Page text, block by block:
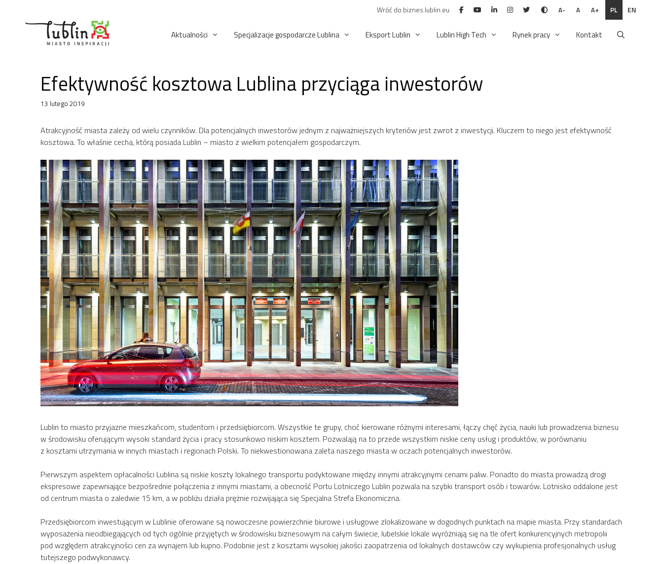
Wróć do biznes.lublin.eu A- A A+ PL EN
Aktualności Specjalizacje gospodarcze Lublina Eksport Lublin Lublin High Tech Rynek pracy Kontakt
Efektywność kosztowa Lublina przyciąga inwestorów
13 lutego 2019
Atrakcyjność miasta zależy od wielu czynników. Dla potencjalnych inwestorów jednym z najważniejszych kryteriów jest zwrot z inwestycji. Kluczem to niego jest efektywność
kosztowa. To właśnie cecha, którą posiada Lublin – miasto z wielkim potencjałem gospodarczym.
Lublin to miasto przyjazne mieszkańcom, studentom i przedsiębiorcom. Wszystkie te grupy, choć kierowane różnymi interesami, łączy chęć życia, nauki lub prowadzenia biznesu
w środowisku oferującym wysoki standard życia i pracy stosunkowo niskim kosztem. Pozwalają na to przede wszystkim niskie ceny usług i produktów, w porównaniu
z kosztami utrzymania w innych miastach i regionach Polski. To niekwestionowana zaleta naszego miasta w oczach potencjalnych inwestorów.
Pierwszym aspektem opłacalności Lublina są niskie koszty lokalnego transportu podyktowane między innymi atrakcyjnymi cenami paliw. Ponadto do miasta prowadzą drogi
ekspresowe zapewniające bezpośrednie połączenia z innymi miastami, a obecność Portu Lotniczego Lublin pozwala na szybki transport osób i towarów. Lotnisko oddalone jest
od centrum miasta o zaledwie 15 km, a w pobliżu działa prężnie rozwijająca się Specjalna Strefa Ekonomiczna.
Przedsiębiorcom inwestującym w Lublinie oferowane są nowoczesne powierzchnie biurowe i usługowe zlokalizowane w dogodnych punktach na mapie miasta. Przy standardach
wyposażenia nieodbiegających od tych ogólnie przyjętych w środowisku biznesowym na całym świecie, lubelskie lokale wyróżniają się na tle ofert konkurencyjnych metropolii
pod względem atrakcyjności cen za wynajem lub kupno. Podobnie jest z kosztami wysokiej jakości zaopatrzenia od lokalnych dostawców czy wykupienia profesjonalnych usług
tutejszego podwykonawcy.